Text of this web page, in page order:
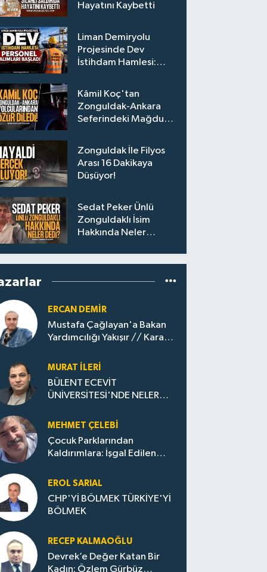
Hayatını Kaybetti
Liman Demiryolu
Projesinde Dev
İstihdam Hamlesi:
Kâmil Koç'tan
Zonguldak-Ankara
Seferindeki Mağdur
Zonguldak İle Filyos
Arası 16 Dakikaya
Düşüyor!
Sedat Peker Ünlü
Zonguldaklı İsim
Hakkında Neler
ERCAN DEMIR
Mustafa Çağlayan'a Bakan
Yardımcılığı Yakışır // ​Kara
Zonguldak'ın Dönüşümü..
MURAT İLERI
BÜLENT ECEVİT
ÜNİVERSİTESİ'NDE NELER
MEHMET ÇELEBI
Çocuk Parklarından
Kaldırımlara: İşgal Edilen
Evler Çöp Dolu
EROL SARIAL
CHP'Yİ BÖLMEK TÜRKİYE'Yİ
BÖLMEK
RECEP KALMAOĞLU
Devrek’e Değer Katan Bir
Kadın: Özlem Gürbüz